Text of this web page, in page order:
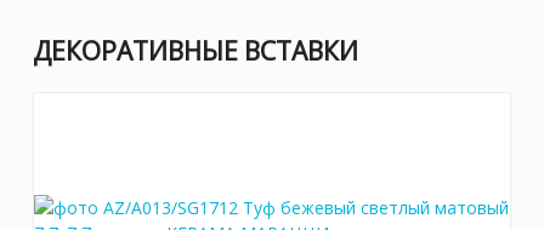
ДЕКОРАТИВНЫЕ ВСТАВКИ